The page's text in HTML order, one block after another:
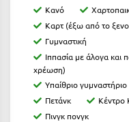
Κρήτη
Κρουαζιέρες
Κύθηρα
Κυλλήνη
Κύμη Ευβοίας
Κανό
Καρτ (έξω από το
Γυμναστική
Ιππασία με άλογα και
χρέωση)
Υπαίθριο γυμναστήριο
Πετάνκ
Κέντρο
Πινγκ πονγκ